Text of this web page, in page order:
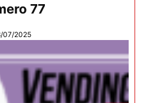
77
07/2025